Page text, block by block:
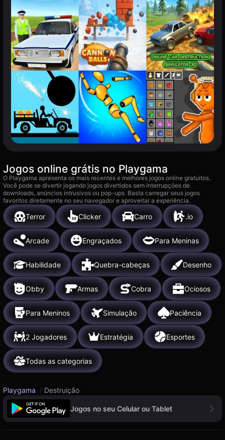
Jogos online grátis no Playgama
O Playgama apresenta os mais recentes e melhores jogos online gratuitos.
Você pode se divertir jogando jogos divertidos sem interrupções de
downloads, anúncios intrusivos ou pop-ups. Basta carregar seus jogos
favoritos diretamente no seu navegador e aproveitar a experiência.
Terror Clicker Carro .io
Arcade Engraçados Para Meninas
Habilidade Quebra-cabeças Desenho
Obby Armas Cobra Ociosos
Para Meninos Simulação Paciência
2 Jogadores Estratégia Esportes
Todas as categorias
Playgama / Destruição
Jogos no seu Celular ou Tablet